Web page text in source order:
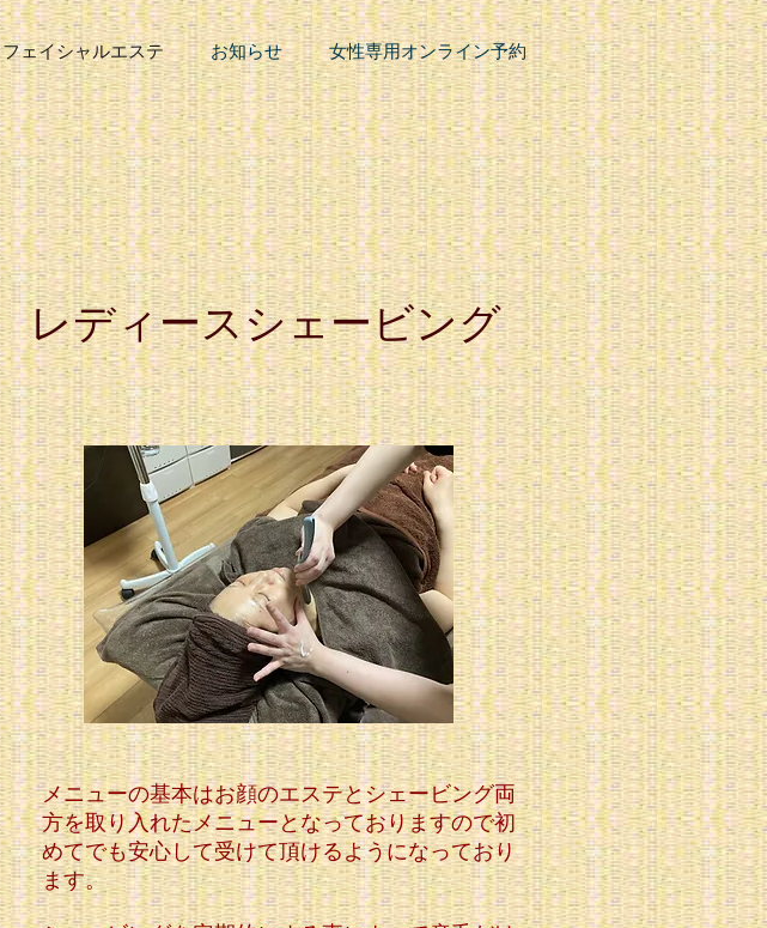
フェイシャルエステ お知らせ 女性専用オンライン予約
​レディースシェービング
メニューの基本はお顔のエステとシェービング両
方を取り入れたメニューとなっておりますので初
めてでも安心して受けて頂けるようになっており
ます。